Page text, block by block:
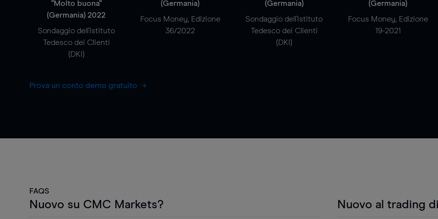
"Molto buona"
(Germania) 2022
Sondaggio dell'Istituto
Tedesco dei Clienti
(DKI)
(Germania)
Focus Money, Edizione
36/2022
(Germania)
Sondaggio dell'Istituto
Tedesco dei Clienti
(DKI)
(Germania)
Focus Money, Edizione
19-2021
Prova un conto demo gratuito
FAQS
Nuovo su CMC Markets? Nuovo al trading